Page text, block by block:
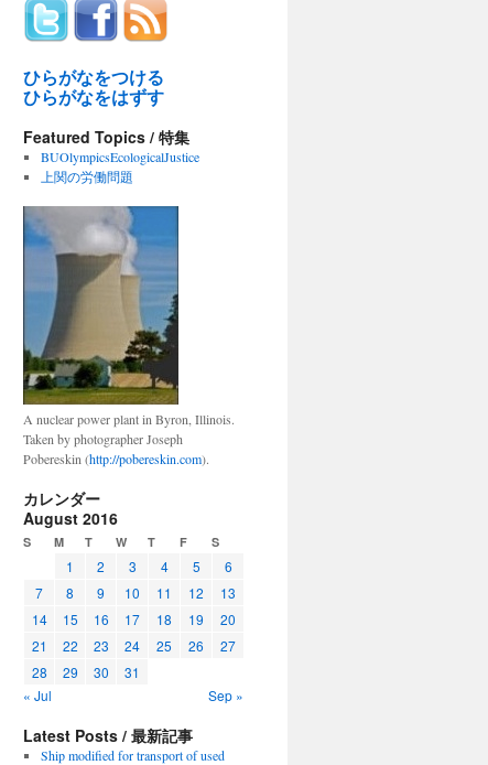
ひらがなをつける
ひらがなをはずす
Featured Topics / 特集
BUOlympicsEcologicalJustice
上関の労働問題
A nuclear power plant in Byron, Illinois.
Taken by photographer Joseph
Pobereskin (http://pobereskin.com).
カレンダー
August 2016
S M T W T F S
1 2 3 4 5
6
7
8 9 10 11 12
13
14
15 16 17 18 19
20
21
22 23 24 25 26
27
28
29 30
31
« Jul
Sep »
Latest Posts / 最新記事
Ship modified for transport of used